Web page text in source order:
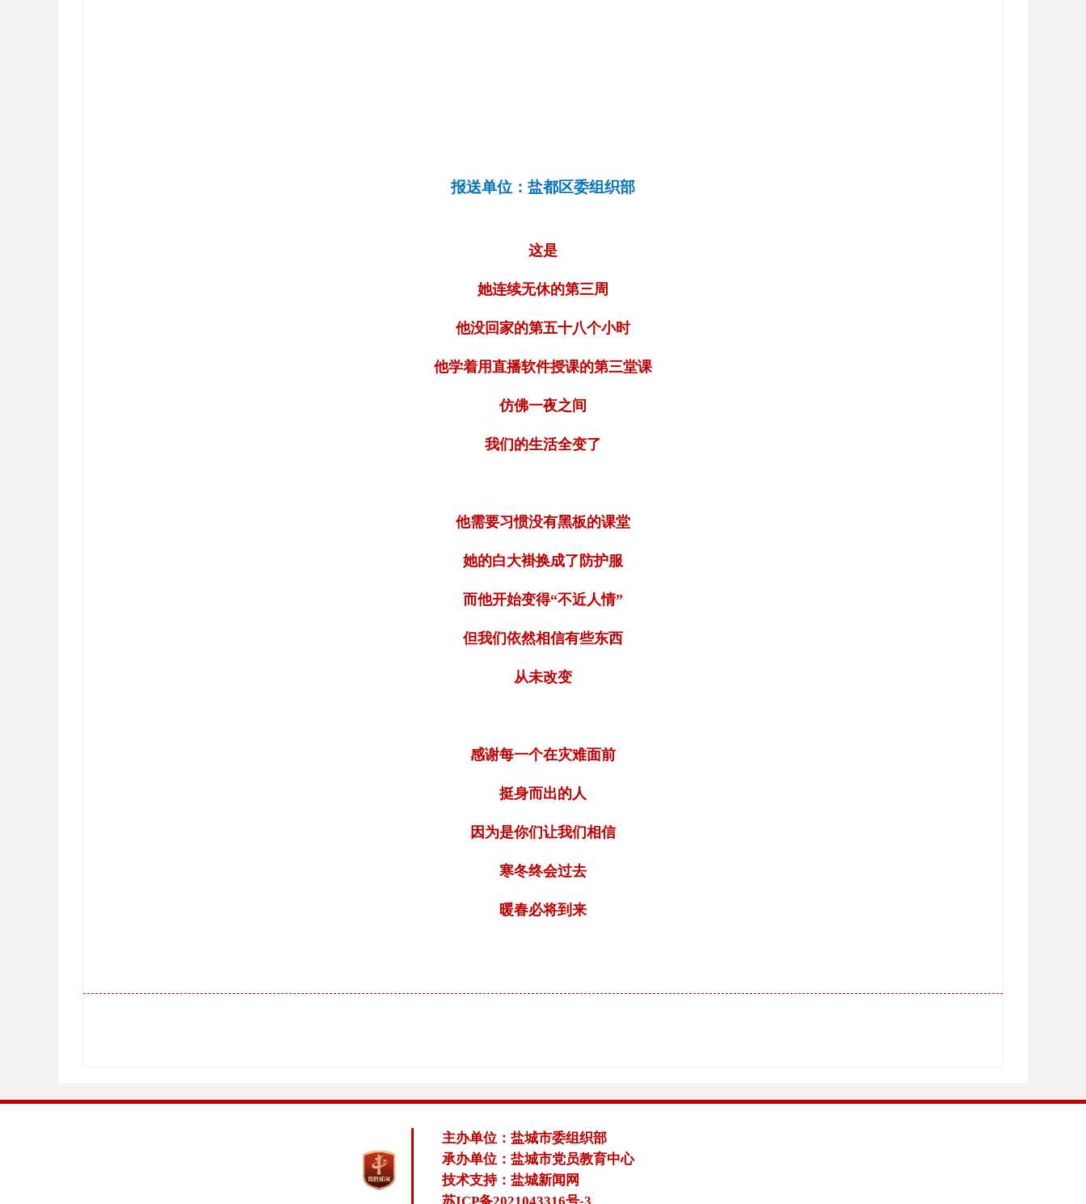
报送单位：盐都区委组织部
这是
她连续无休的第三周
他没回家的第五十八个小时
他学着用直播软件授课的第三堂课
仿佛一夜之间
我们的生活全变了
他需要习惯没有黑板的课堂
她的白大褂换成了防护服
而他开始变得“不近人情”
但我们依然相信有些东西
从未改变
感谢每一个在灾难面前
挺身而出的人
因为是你们让我们相信
寒冬终会过去
暖春必将到来
主办单位：盐城市委组织部
承办单位：盐城市党员教育中心
技术支持：盐城新闻网